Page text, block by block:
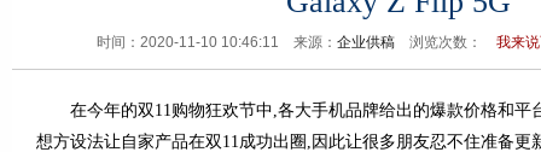
时间：2020-11-10 10:46:11 来源： 企业供稿 浏览次数： 我来
在今年的双11购物狂欢节中,各大手机品牌给出的爆款价格和平
想方设法让自家产品在双11成功出圈,因此让很多朋友忍不住准备更